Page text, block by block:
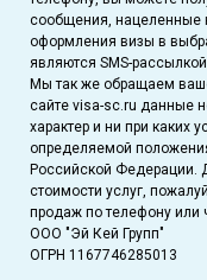
сообщения, нацеленные
оформления визы в
являются SMS-
Мы так же обращаем
сайте visa-sc.ru данные
характер и ни при каких
определяемой
Российской Федерации.
стоимости услуг,
продаж по телефону или
ООО "Эй Кей Групп"
ОГРН 1167746285013